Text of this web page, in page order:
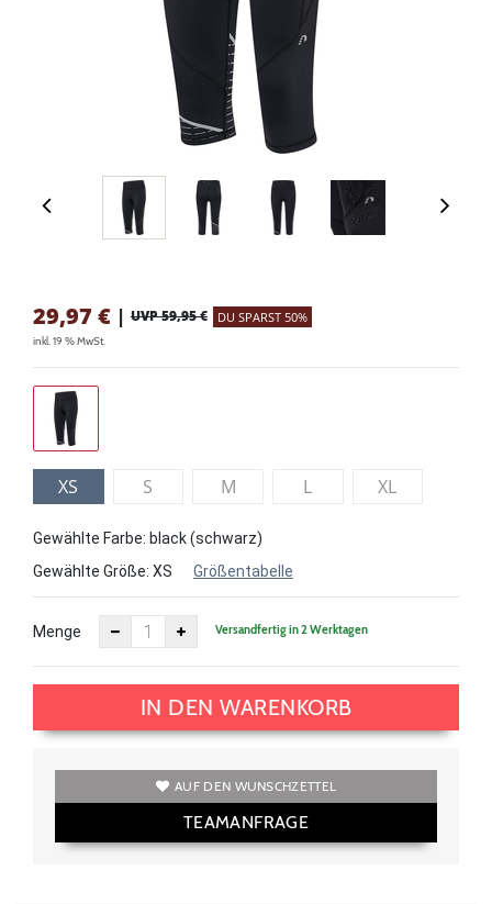
29,97 € | UVP 59,95 € DU SPARST 50%
inkl. 19 % MwSt.
XS S M L XL
Gewählte Farbe: black (schwarz)
Gewählte Größe: XS Größentabelle
Menge Versandfertig in 2 Werktagen
IN DEN WARENKORB
AUF DEN WUNSCHZETTEL
TEAMANFRAGE